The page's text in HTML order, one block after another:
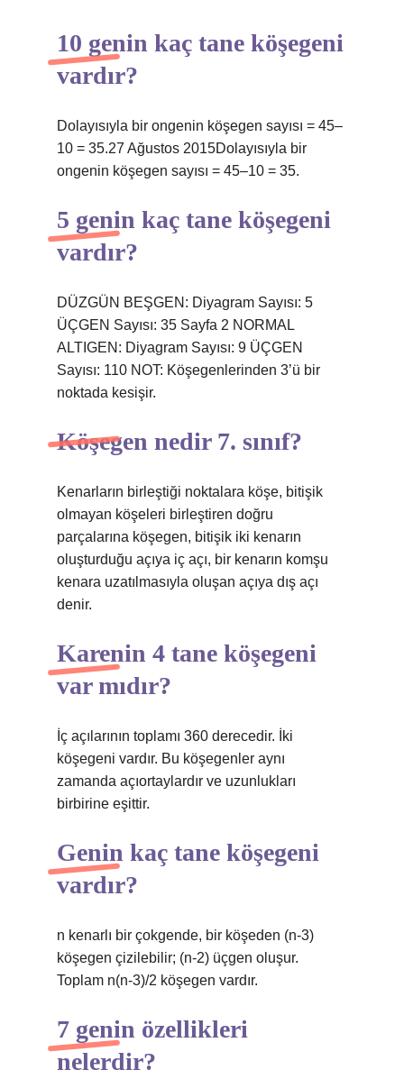
10 genin kaç tane köşegeni
vardır?
Dolayısıyla bir ongenin köşegen sayısı = 45–
10 = 35.27 Ağustos 2015Dolayısıyla bir
ongenin köşegen sayısı = 45–10 = 35.
5 genin kaç tane köşegeni
vardır?
DÜZGÜN BEŞGEN: Diyagram Sayısı: 5
ÜÇGEN Sayısı: 35 Sayfa 2 NORMAL
ALTIGEN: Diyagram Sayısı: 9 ÜÇGEN
Sayısı: 110 NOT: Köşegenlerinden 3’ü bir
noktada kesişir.
Köşegen nedir 7. sınıf?
Kenarların birleştiği noktalara köşe, bitişik
olmayan köşeleri birleştiren doğru
parçalarına köşegen, bitişik iki kenarın
oluşturduğu açıya iç açı, bir kenarın komşu
kenara uzatılmasıyla oluşan açıya dış açı
denir.
Karenin 4 tane köşegeni
var mıdır?
İç açılarının toplamı 360 derecedir. İki
köşegeni vardır. Bu köşegenler aynı
zamanda açıortaylardır ve uzunlukları
birbirine eşittir.
Genin kaç tane köşegeni
vardır?
n kenarlı bir çokgende, bir köşeden (n-3)
köşegen çizilebilir; (n-2) üçgen oluşur.
Toplam n(n-3)/2 köşegen vardır.
7 genin özellikleri
nelerdir?